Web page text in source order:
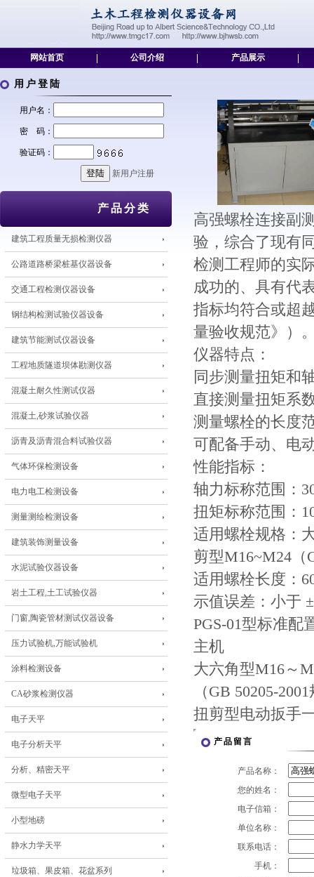
网站首页 公司介绍 产品展示
用户登陆
用户名：
密 码：
验证码：
新用户注册
产品分类
建筑工程质量无损检测仪器
公路道路桥梁桩基仪器设备
交通工程检测仪器设备
钢结构检测试验仪器设备
建筑节能测试仪器设备
工程地质隧道坝体勘测仪器
混凝土耐久性测试仪器
混凝土,砂浆试验仪器
沥青及沥青混合料试验仪器
气体环保检测设备
电力电工检测设备
测量测绘检测设备
建筑装饰测量设备
水泥试验仪器设备
岩土工程,土工试验仪器
门窗,陶瓷管材测试仪器设备
压力试验机,万能试验机
涂料检测设备
CA砂浆检测仪器
电子天平
电子分析天平
分析、精密天平
微型电子天平
小型地磅
静水力学天平
垃圾箱、果皮箱、花盆系列
高强螺栓连接副
验，综合了现有
检测工程师的实
成功的、具有代
指标均符合或超
量验收规范》）
仪器特点：
同步测量扭矩和
直接测量扭矩系
测量螺栓的长度
可配备手动、电
性能指标：
轴力标称范围：
扭矩标称范围：
适用螺栓规格：
剪型M16~M24（
适用螺栓长度：
示值误差：小于
PGS-01型标准配
主机
大六角型M16～
（GB 50205-
扭剪型电动扳手
产品留言
产品名称：
您的姓名：
电子信箱：
单位名称：
联系电话：
手机：